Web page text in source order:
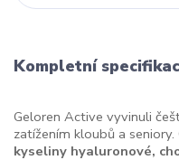
Kompletní
Geloren Active vyvinuli
zatížením kloubů a seniory.
kyseliny hyaluronové,